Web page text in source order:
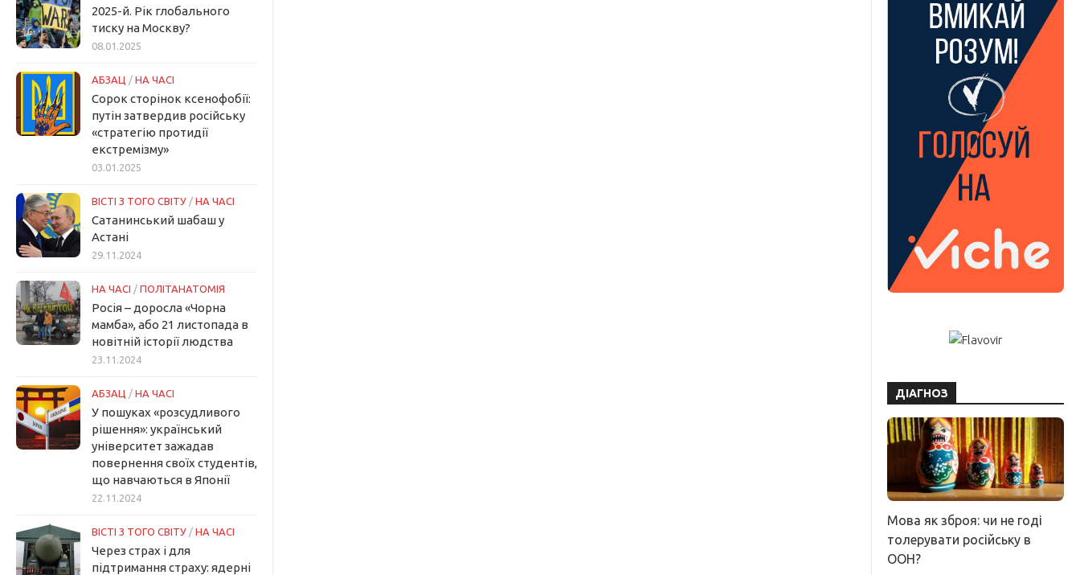
2025-й. Рік глобального
тиску на Москву?
08.01.2025
АБЗАЦ / НА ЧАСІ
Сорок сторінок ксенофобії:
путін затвердив російську
«стратегію протидії
екстремізму»
03.01.2025
ВІСТІ З ТОГО СВІТУ / НА ЧАСІ
Сатанинський шабаш у
Астані
29.11.2024
НА ЧАСІ / ПОЛІТАНАТОМІЯ
Росія – доросла «Чорна
мамба», або 21 листопада в
новітній історії людства
23.11.2024
АБЗАЦ / НА ЧАСІ
У пошуках «розсудливого
рішення»: український
університет зажадав
повернення своїх студентів,
що навчаються в Японії
22.11.2024
ВІСТІ З ТОГО СВІТУ / НА ЧАСІ
Через страх і для
підтримання страху: ядерні
ДІАГНОЗ
Мова як зброя: чи не годі
толерувати російську в
ООН?